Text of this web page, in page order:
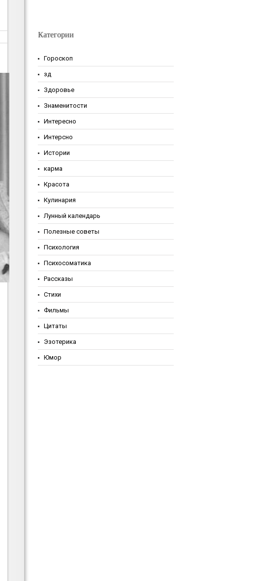
Категории
Гороскоп
зд
Здоровье
Знаменитости
Интересно
Интерсно
Истории
карма
Красота
Кулинария
Лунный календарь
Полезные советы
Психология
Психосоматика
Рассказы
Стихи
Фильмы
Цитаты
Эзотерика
Юмор